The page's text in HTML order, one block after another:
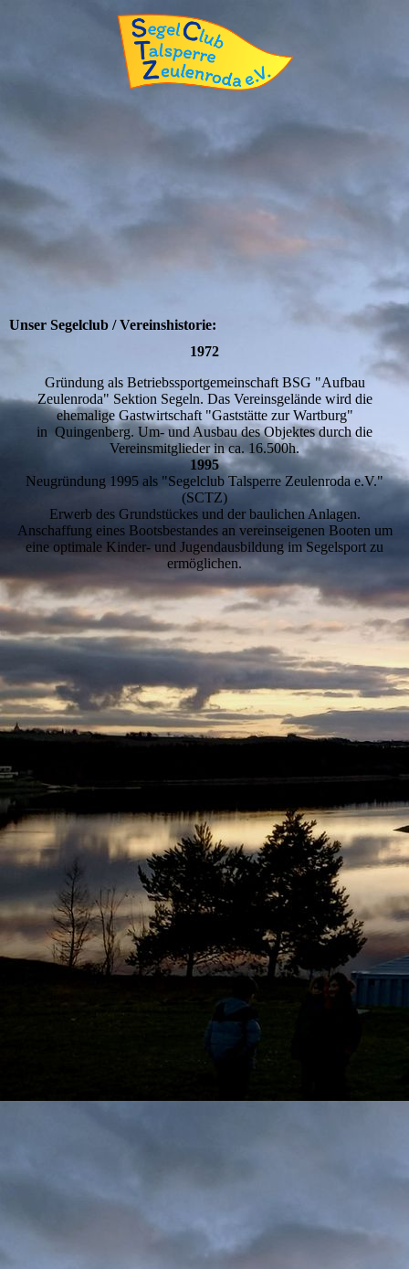
Unser Segelclub / Vereinshistorie:
1972
Gründung als Betriebssportgemeinschaft BSG "Aufbau
Zeulenroda" Sektion Segeln. Das Vereinsgelände wird die
ehemalige Gastwirtschaft "Gaststätte zur Wartburg"
in Quingenberg. Um- und Ausbau des Objektes durch die
Vereinsmitglieder in ca. 16.500h.
1995
Neugründung 1995 als "Segelclub Talsperre Zeulenroda e.V."
(SCTZ)
Erwerb des Grundstückes und der baulichen Anlagen.
Anschaffung eines Bootsbestandes an vereinseigenen Booten um
eine optimale Kinder- und Jugendausbildung im Segelsport zu
ermöglichen.
Umbauarbeiten